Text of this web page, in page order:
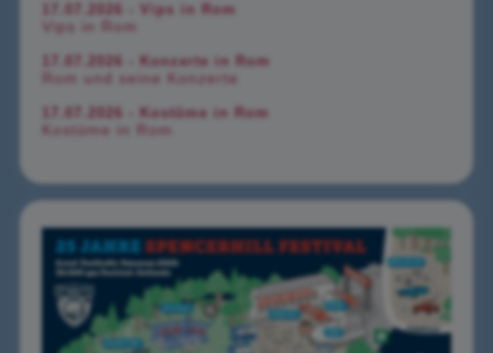
17.07.2026 - Vips in Rom
Vips in Rom
17.07.2026 - Konzerte in Rom
Rom und seine Konzerte
17.07.2026 - Kostüme in Rom
Kostüme in Rom